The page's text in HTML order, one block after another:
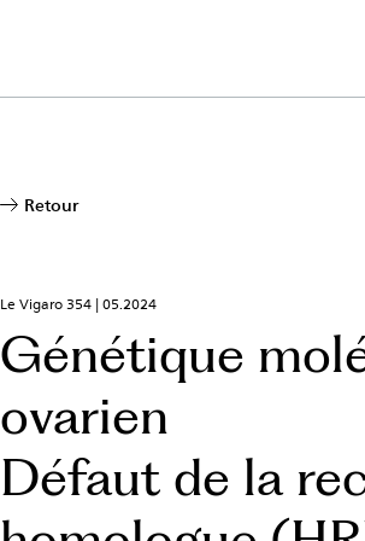
Retour
Le Vigaro 354 |05.2024
Génétique
ovarien
Défaut de la